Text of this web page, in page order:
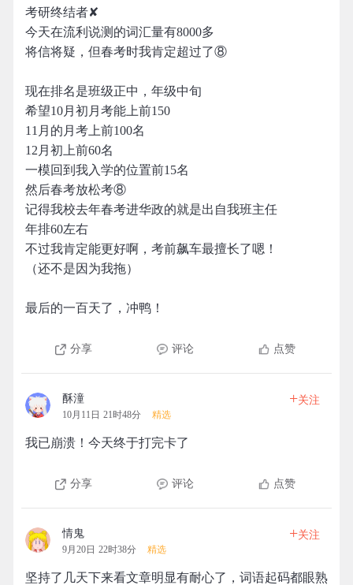
考研终结者✘
今天在流利说测的词汇量有8000多
将信将疑，但春考时我肯定超过了⑧
现在排名是班级正中，年级中旬
希望10月初月考能上前150
11月的月考上前100名
12月初上前60名
一模回到我入学的位置前15名
然后春考放松考⑧
记得我校去年春考进华政的就是出自我班主任
年排60左右
不过我肯定能更好啊，考前飙车最擅长了嗯！
（还不是因为我拖）
最后的一百天了，冲鸭！
分享 评论 点赞
酥潼
10月11日 21时48分 精选
+关注
我已崩溃！今天终于打完卡了
分享 评论 点赞
情鬼
9月20日 22时38分 精选
+关注
坚持了几天下来看文章明显有耐心了，词语起码都眼熟